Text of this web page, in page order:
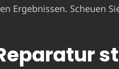
Ergebnissen. Scheuen